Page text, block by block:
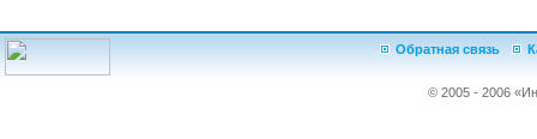
Обратная связь
© 2005 - 2006